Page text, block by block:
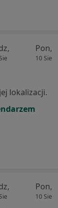
Pon,
10 Sie
lokalizacji.
Pon,
10 Sie